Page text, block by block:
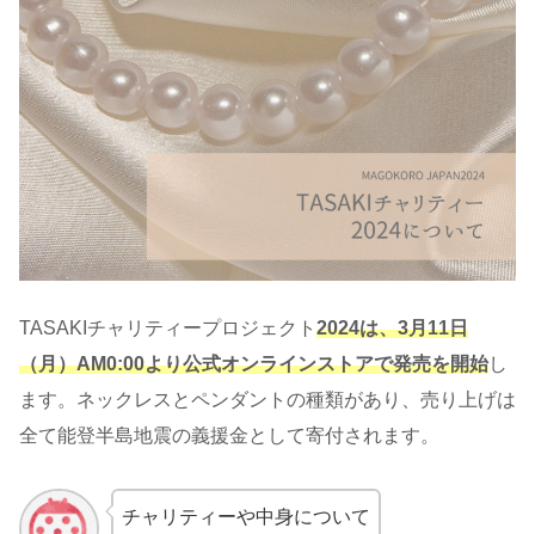
TASAKIチャリティープロジェクト 2024は、3月11日
（月）AM0:00より公式オンラインストアで発売を開始し
ます。ネックレスとペンダントの種類があり、売り上げは
全て能登半島地震の義援金として寄付されます。
チャリティーや中身について